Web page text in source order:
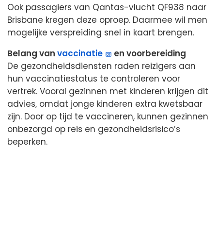
Ook passagiers van Qantas-vlucht QF938 naar
Brisbane kregen deze oproep. Daarmee wil men
mogelijke verspreiding snel in kaart brengen.
Belang van vaccinatie
en voorbereiding
De gezondheidsdiensten raden reizigers aan
hun vaccinatiestatus te controleren voor
vertrek. Vooral gezinnen met kinderen krijgen dit
advies, omdat jonge kinderen extra kwetsbaar
zijn. Door op tijd te vaccineren, kunnen gezinnen
onbezorgd op reis en gezondheidsrisico’s
beperken.